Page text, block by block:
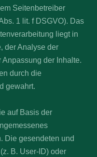
Seitenbetreiber
1 lit. f DSGVO). Das
liegt in
der Analyse der
der Inhalte.
durch die
gewahrt.
auf Basis der
Die gesendeten und
B. User-ID) oder